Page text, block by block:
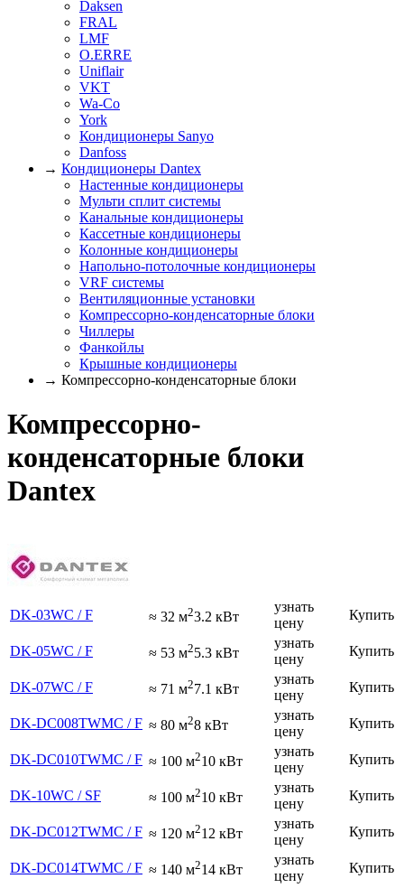
Daksen
FRAL
LMF
O.ERRE
Uniflair
VKT
Wa-Co
York
Кондиционеры Sanyo
Danfoss
→ Кондиционеры Dantex
Настенные кондиционеры
Мульти сплит системы
Канальные кондиционеры
Кассетные кондиционеры
Колонные кондиционеры
Напольно-потолочные кондиционеры
VRF системы
Вентиляционные установки
Компрессорно-конденсаторные блоки
Чиллеры
Фанкойлы
Крышные кондиционеры
→ Компрессорно-конденсаторные блоки
Компрессорно-
конденсаторные блоки
Dantex
DK-03WC / F ≈ 32 м23.2 кВт
узнать
цену
Купить
DK-05WC / F ≈ 53 м25.3 кВт
узнать
цену
Купить
DK-07WC / F ≈ 71 м27.1 кВт
узнать
цену
Купить
DK-DC008TWMC / F ≈ 80 м28 кВт
узнать
цену
Купить
DK-DC010TWMC / F ≈ 100 м210 кВт
узнать
цену
Купить
DK-10WC / SF ≈ 100 м210 кВт
узнать
цену
Купить
DK-DC012TWMC / F ≈ 120 м212 кВт
узнать
цену
Купить
DK-DC014TWMC / F ≈ 140 м214 кВт
узнать
цену
Купить